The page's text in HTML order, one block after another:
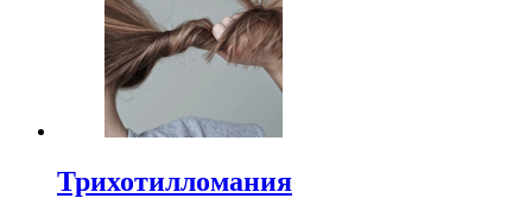
Трихотилломания